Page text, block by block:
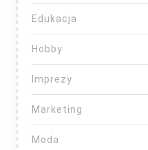
Edukacja
Hobby
Imprezy
Marketing
Moda